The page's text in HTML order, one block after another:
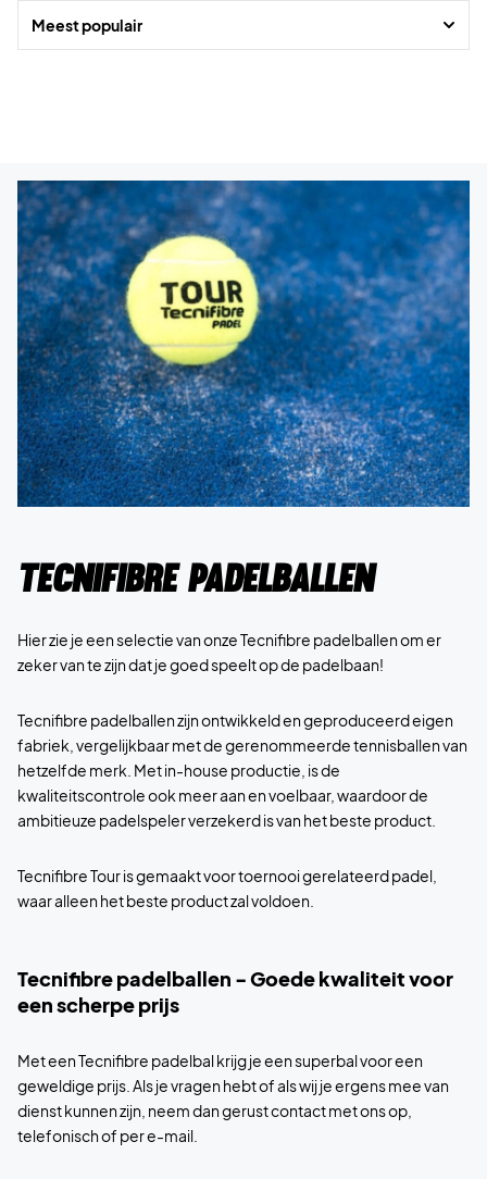
Meest populair
Tecnifibre Padelballen
Hier zie je een selectie van onze Tecnifibre padelballen om er
zeker van te zijn dat je goed speelt op de padelbaan!
Tecnifibre padelballen zijn ontwikkeld en geproduceerd eigen
fabriek, vergelijkbaar met de gerenommeerde tennisballen van
hetzelfde merk. Met in-house productie, is de
kwaliteitscontrole ook meer aan en voelbaar, waardoor de
ambitieuze padelspeler verzekerd is van het beste product.
Tecnifibre Tour is gemaakt voor toernooi gerelateerd padel,
waar alleen het beste product zal voldoen.
Tecnifibre padelballen - Goede kwaliteit voor
een scherpe prijs
Met een Tecnifibre padelbal krijg je een superbal voor een
geweldige prijs. Als je vragen hebt of als wij je ergens mee van
dienst kunnen zijn, neem dan gerust contact met ons op,
telefonisch of per e-mail.